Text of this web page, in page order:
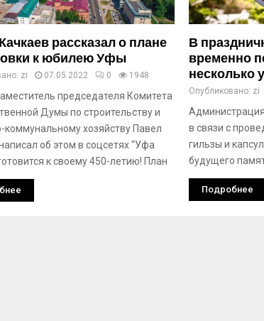
рассказал о плане
к юбилею Уфы
zi 07.05.2022 0 1948
председателя Комитета
Думы по строительству и
хозяйству Павел
об этом в соцсетях “Уфа
к своему 450-летию! План
В
временно
несколько
Опубликовано: zi
в связи с
гильзы и
будущего
Подробнее